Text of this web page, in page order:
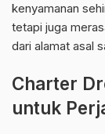
kenyamanan
tetapi juga
dari alamat asal
Charter
untuk